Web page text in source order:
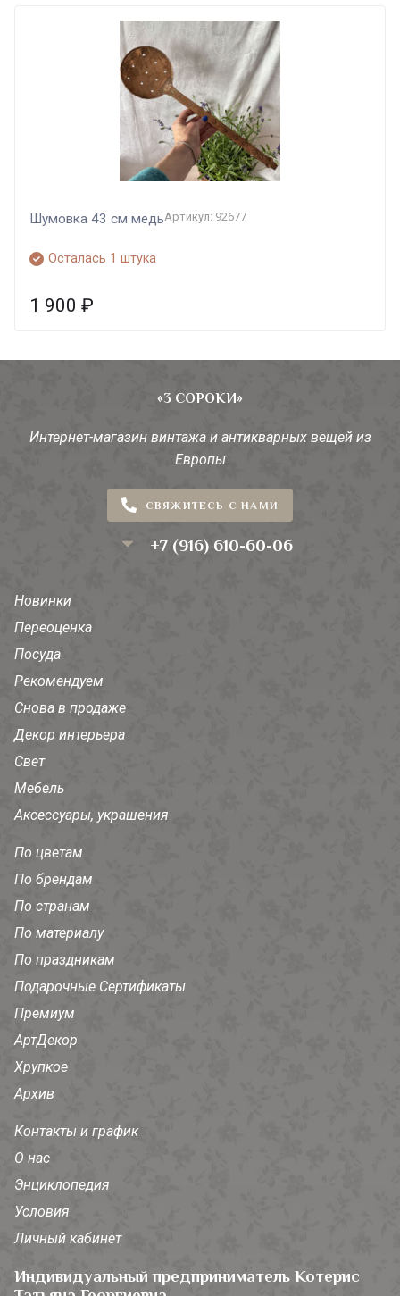
Шумовка 43 см медьАртикул: 92677
Осталась 1 штука
1 900 ₽
«3 СОРОКИ»
Интернет-магазин винтажа и антикварных вещей из
Европы
СВЯЖИТЕСЬ С НАМИ
+7 (916) 610-60-06
Новинки
Переоценка
Посуда
Рекомендуем
Снова в продаже
Декор интерьера
Свет
Мебель
Аксессуары, украшения
По цветам
По брендам
По странам
По материалу
По праздникам
Подарочные Сертификаты
Премиум
АртДекор
Хрупкое
Архив
Контакты и график
О нас
Энциклопедия
Условия
Личный кабинет
Индивидуальный предприниматель Котерис